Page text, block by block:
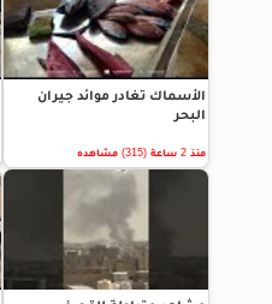
الأسماك تغادر موائد جيران
البحر
منذ 2 ساعة (315) مشاهده